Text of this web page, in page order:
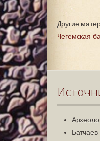
Другие
Чегемская